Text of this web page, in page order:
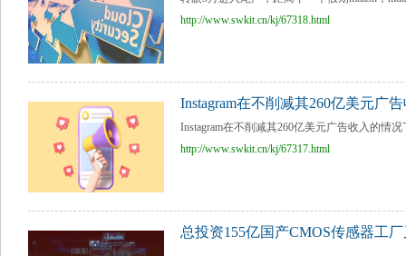
http://www.swkit.cn/kj/67318.html
Instagram在不削减其260亿美元广
Instagram在不削减其260亿美元广告收入的情
http://www.swkit.cn/kj/67317.html
总投资155亿国产CMOS传感器工